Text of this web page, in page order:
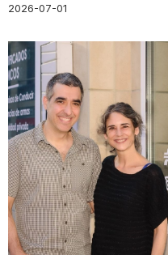
2026-07-01